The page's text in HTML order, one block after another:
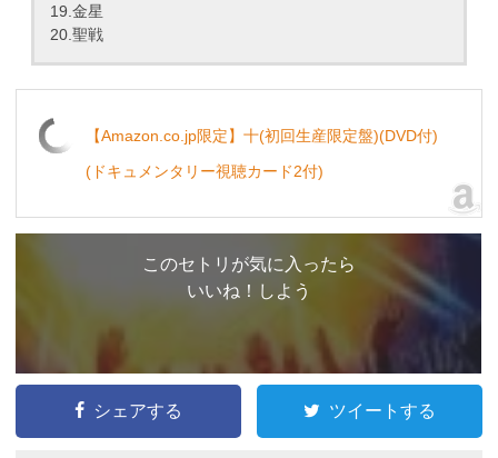
19.金星
20.聖戦
【Amazon.co.jp限定】十(初回生産限定盤)(DVD付)
(ドキュメンタリー視聴カード2付)
このセトリが気に入ったら
いいね！しよう
シェアする ツイートする